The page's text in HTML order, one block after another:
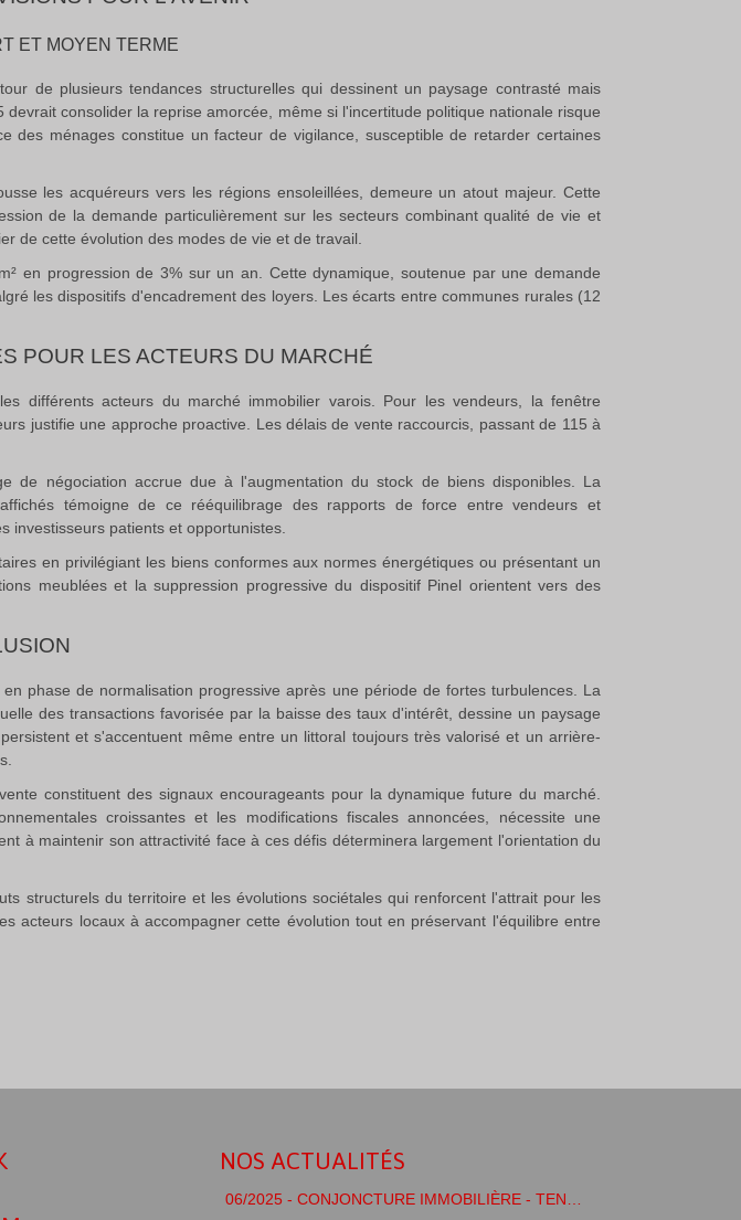
ET MOYEN TERME
de plusieurs tendances structurelles qui dessinent un paysage contrasté mais
consolider la reprise amorcée, même si l'incertitude politique nationale risque
des ménages constitue un facteur de vigilance, susceptible de retarder certaines
les acquéreurs vers les régions ensoleillées, demeure un atout majeur. Cette
de la demande particulièrement sur les secteurs combinant qualité de vie et
de cette évolution des modes de vie et de travail.
en progression de 3% sur un an
Cette dynamique, soutenue par une demande
les dispositifs d'encadrement des loyers. Les écarts entre communes rurales (12
POUR LES ACTEURS DU MARCHÉ
différents acteurs du marché immobilier varois. Pour les vendeurs, la fenêtre
justifie une approche proactive
Les délais de vente raccourcis, passant de 115 à
de négociation accrue due à l'augmentation du stock de biens disponibles.
La
témoigne de ce rééquilibrage des rapports de force entre vendeurs et
investisseurs patients et opportunistes.
en privilégiant les biens conformes aux normes énergétiques ou présentant un
meublées et la suppression progressive du dispositif Pinel orientent vers des
phase de normalisation progressive après une période de fortes turbulences. La
des transactions favorisée par la baisse des taux d'intérêt, dessine un paysage
et s'accentuent même entre un littoral toujours très valorisé et un arrière-
constituent des signaux encourageants pour la dynamique future du marché.
croissantes et les modifications fiscales annoncées, nécessite une
à maintenir son attractivité face à ces défis déterminera largement l'orientation du
structurels du territoire et les évolutions sociétales qui renforcent l'attrait pour les
acteurs locaux à accompagner cette évolution tout en préservant l'équilibre entre
NOS ACTUALITÉS